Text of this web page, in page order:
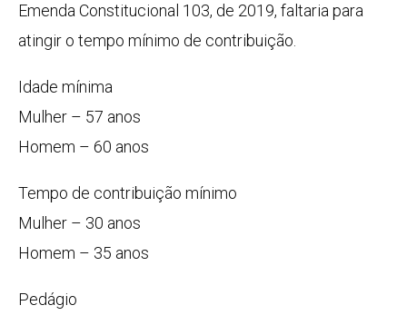
Emenda Constitucional 103, de 2019, faltaria para
atingir o tempo mínimo de contribuição.
Idade mínima
Mulher – 57 anos
Homem – 60 anos
Tempo de contribuição mínimo
Mulher – 30 anos
Homem – 35 anos
Pedágio